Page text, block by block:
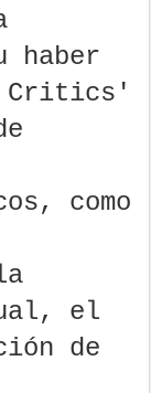
haber
Critics'
como
el
de